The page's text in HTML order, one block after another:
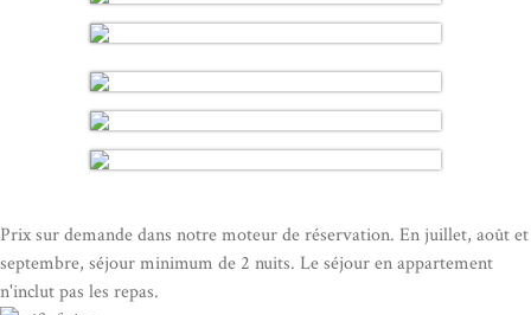
Prix ​​sur demande dans notre moteur de réservation. En juillet, août et
septembre, séjour minimum de 2 nuits. Le séjour en appartement
n'inclut pas les repas.